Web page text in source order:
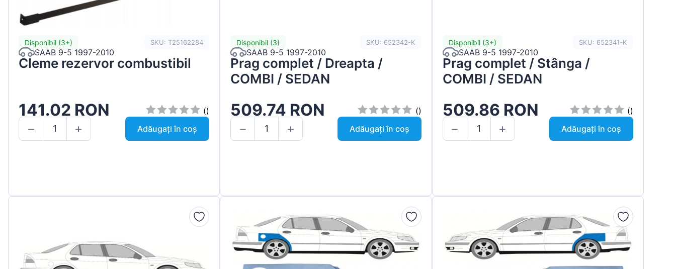
Disponibil (3+) SKU: T25162284
SAAB 9-5 1997-2010
Cleme rezervor combustibil
141.02 RON
()
Adăugați în coș
Disponibil (3) SKU: 652342-K
SAAB 9-5 1997-2010
Prag complet / Dreapta /
COMBI / SEDAN
509.74 RON
()
Adăugați în coș
Disponibil (3+) SKU: 652341-K
SAAB 9-5 1997-2010
Prag complet / Stânga /
COMBI / SEDAN
509.86 RON
()
Adăugați în coș